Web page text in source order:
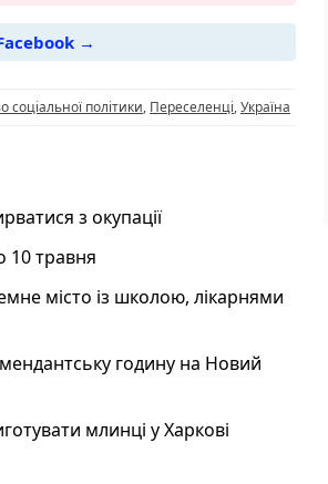
→
соціальної політики, Переселенці,Україна
з окупації
10 травня
місто із школою, лікарнями
годину на Новий
млинці у Харкові